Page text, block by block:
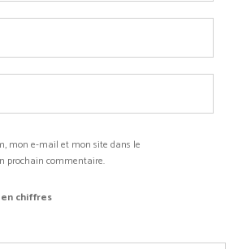
mon e-mail et mon site dans le
prochain commentaire.
chiffres